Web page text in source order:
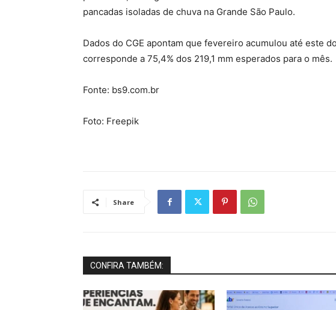
pancadas isoladas de chuva na Grande São Paulo.
Dados do CGE apontam que fevereiro acumulou até este
corresponde a 75,4% dos 219,1 mm esperados para o mês.
Fonte: bs9.com.br
Foto: Freepik
Share
CONFIRA TAMBÉM: